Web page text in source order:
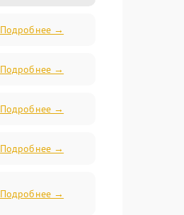
Подробнее →
Подробнее →
Подробнее →
Подробнее →
Подробнее →